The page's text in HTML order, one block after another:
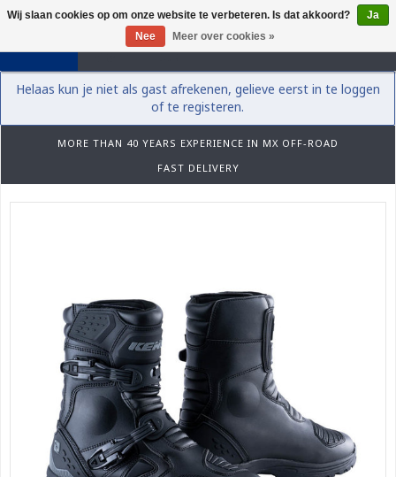
0
Helaas kun je niet als gast afrekenen, gelieve eerst in te loggen
of te registeren.
MORE THAN 40 YEARS EXPERIENCE IN MX OFF-ROAD
FAST DELIVERY
Wij slaan cookies op om onze website te verbeteren. Is dat akkoord?
Ja
Nee
Meer over cookies »